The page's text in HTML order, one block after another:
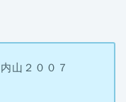
山２００７